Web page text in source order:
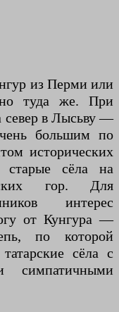
из Перми или
туда же. При
север в Лысьву —
большим по
исторических
старые сёла на
гор. Для
интерес
от Кунгура —
по которой
сёла с
симпатичными